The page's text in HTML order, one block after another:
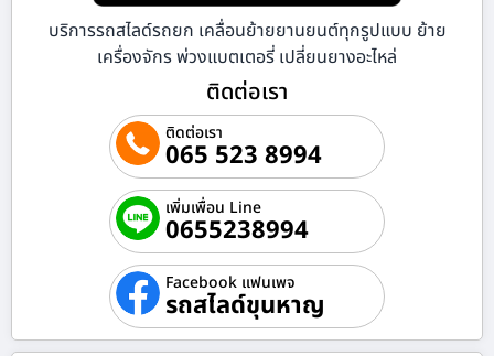
บริการรถสไลด์รถยก เคลื่อนย้ายยานยนต์ทุกรูปแบบ ย้าย
เครื่องจักร พ่วงแบตเตอรี่ เปลี่ยนยางอะไหล่
ติดต่อเรา
ติดต่อเรา
065 523 8994
เพิ่มเพื่อน Line
0655238994
Facebook แฟนเพจ
รถสไลด์ขุนหาญ